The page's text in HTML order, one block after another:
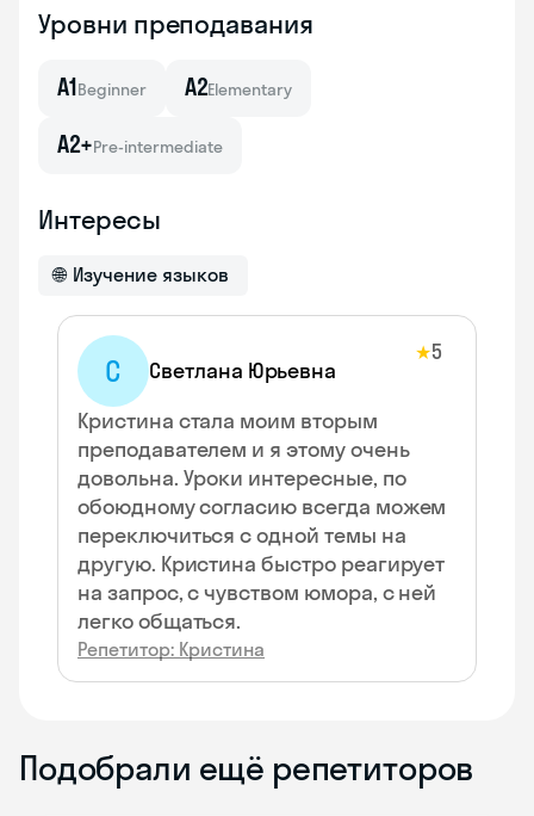
Уровни преподавания
A1Beginner A2Elementary
A2+Pre-intermediate
Интересы
🌐 Изучение языков
С Светлана Юрьевна
★5
Кристина стала моим вторым
преподавателем и я этому очень
довольна. Уроки интересные, по
обоюдному согласию всегда можем
переключиться с одной темы на
другую. Кристина быстро реагирует
на запрос, с чувством юмора, с ней
легко общаться.
Репетитор: Кристина
Подобрали ещё репетиторов